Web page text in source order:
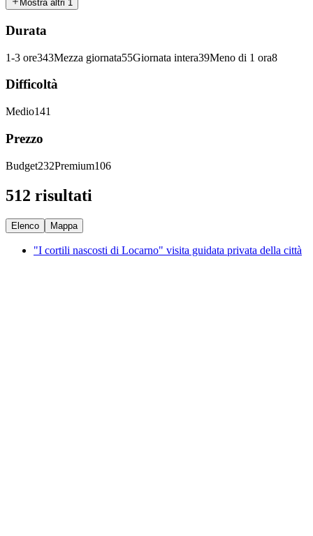
Mostra altri 1
Durata
1-3 ore343Mezza giornata55Giornata intera39Meno di 1 ora8
Difficoltà
Medio141
Prezzo
Budget232Premium106
512 risultati
Elenco Mappa
"I cortili nascosti di Locarno" visita guidata privata della città